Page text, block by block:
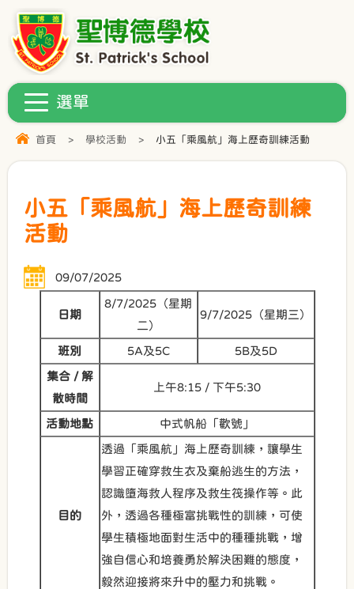
首頁 > 學校活動 > 小五「乘風航」海上歷奇訓練活動
小五「乘風航」海上歷奇訓練
活動
09/07/2025
日期
8/7/2025（星期
二）
9/7/2025（星期三）
班別 5A及5C 5B及5D
集合/ 解
散時間
上午8:15 / 下午5:30
活動地點 中式帆船「歡號」
目的
透過「乘風航」海上歷奇訓練，讓學生
學習正確穿救生衣及棄船逃生的方法，
認識墮海救人程序及救生筏操作等。此
外，透過各種極富挑戰性的訓練，可使
學生積極地面對生活中的種種挑戰，增
強自信心和培養勇於解決困難的態度，
毅然迎接將來升中的壓力和挑戰。